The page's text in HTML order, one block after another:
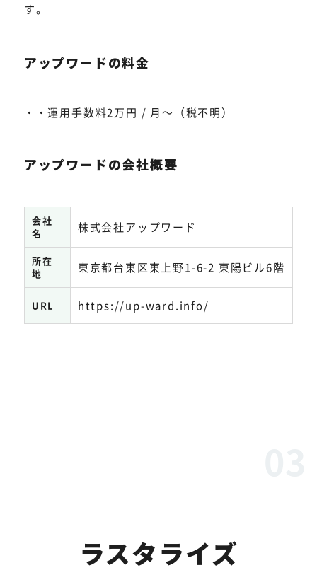
す。
アップワードの料金
・運用手数料2万円 / 月～（税不明）
アップワードの会社概要
会社
名
株式会社アップワード
所在
地
東京都台東区東上野1-6-2 東陽ビル6階
URL https://up-ward.info/
ラスタライズ